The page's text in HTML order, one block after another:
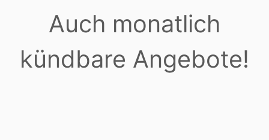
Auch monatlich
kündbare Angebote!